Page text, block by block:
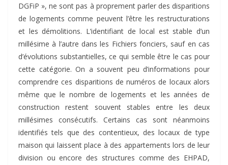
DGFiP », ne sont pas à proprement parler des disparitions
de logements comme peuvent l’être les restructurations
et les démolitions. L’identifiant de local est stable d’un
millésime à l’autre dans les Fichiers fonciers, sauf en cas
d’évolutions substantielles, ce qui semble être le cas pour
cette catégorie. On a souvent peu d’informations pour
comprendre ces disparitions de numéros de locaux alors
même que le nombre de logements et les années de
construction restent souvent stables entre les deux
millésimes consécutifs. Certains cas sont néanmoins
identifiés tels que des contentieux, des locaux de type
maison qui laissent place à des appartements lors de leur
division ou encore des structures comme des EHPAD,